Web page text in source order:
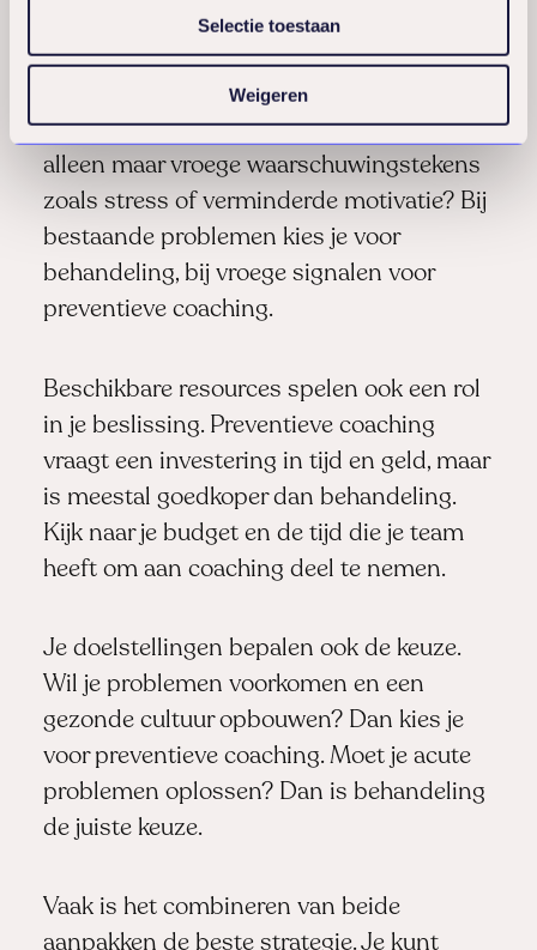
Selectie toestaan
Weigeren
Beoordeel de ernst van de situatie door te
kijken naar concrete signalen. Zijn er
medewerkers die al verzuimen, of zie je
alleen maar vroege waarschuwingstekens
zoals stress of verminderde motivatie? Bij
bestaande problemen kies je voor
behandeling, bij vroege signalen voor
preventieve coaching.
Beschikbare resources spelen ook een rol
in je beslissing. Preventieve coaching
vraagt een investering in tijd en geld, maar
is meestal goedkoper dan behandeling.
Kijk naar je budget en de tijd die je team
heeft om aan coaching deel te nemen.
Je doelstellingen bepalen ook de keuze.
Wil je problemen voorkomen en een
gezonde cultuur opbouwen? Dan kies je
voor preventieve coaching. Moet je acute
problemen oplossen? Dan is behandeling
de juiste keuze.
Vaak is het combineren van beide
aanpakken de beste strategie. Je kunt